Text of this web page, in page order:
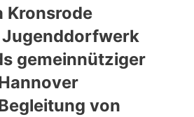
Kronsrode
gemeinnütziger
von